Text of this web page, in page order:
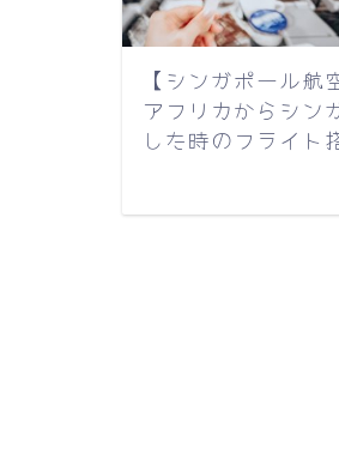
【シンガポール航
アフリカからシン
した時のフライト